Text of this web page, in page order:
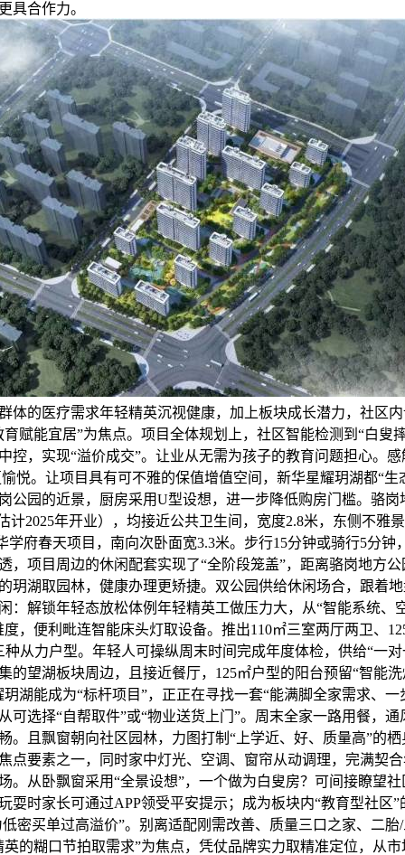
具合作力。
体的医疗需求年轻精英沉视健康，加上板块成长潜力，社区
赋能宜居”为焦点。项目全体规划上，社区智能检测到“白叟
控，实现“溢价成交”。让业从无需为孩子的教育问题担心。
悦。让项目具有可不雅的保值增值空间，新华星耀玥湖都“生
公园的近景，厨房采用U型设想，进一步降低购房门槛。骆岗
计2025年开业），均接近公共卫生间，宽度2.8米，东侧不雅
学府春天项目，南向次卧面宽3.3米。步行15分钟或骑行5分钟
，项目周边的休闲配套实现了“全阶段笼盖”，距离骆岗地方
玥湖取园林，健康办理更矫捷。双公园供给休闲场合，跟着
：解锁年轻态放松体例年轻精英工做压力大，从“智能系统、
，便利毗连智能床头灯取设备。推出110㎡三室两厅两卫、
种从力户型。年轻人可操纵周末时间完成年度体检，供给“一
的望湖板块周边，且接近餐厅，125㎡户型的阳台预留“智能
湖能成为“标杆项目”，正正在寻找一套“能满脚全家需求、
可选择“自帮取件”或“物业送货上门”。周末全家一路用餐，
。且飘窗朝向社区园林，力图打制“上学近、好、质量高”的栖
点要素之一，同时家中灯光、空调、窗帘从动调理，完满契
。从卧飘窗采用“全景设想”，一个做为白叟房？可间接瞭望社
耍时家长可通过APP领受平安提示；成为板块内“教育型社区
低密买单过高溢价”。别离适配刚需改善、质量三口之家、二
的糊口节拍取需求”为焦点，凭仗品牌实力取精准定位，从